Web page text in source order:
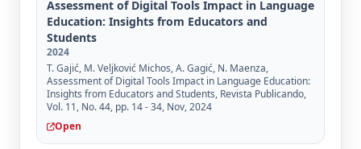
Assessment of Digital Tools Impact in Language
Education: Insights from Educators and
Students
2024
T. Gajić, M. Veljković Michos, A. Gagić, N. Maenza,
Assessment of Digital Tools Impact in Language Education:
Insights from Educators and Students, Revista Publicando,
Vol. 11, No. 44, pp. 14 - 34, Nov, 2024
Open